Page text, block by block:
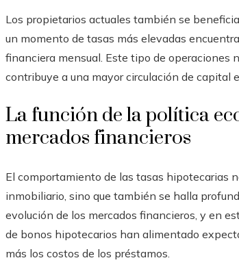
Los propietarios actuales también se
un momento de tasas más elevadas
financiera mensual. Este tipo de operaciones
contribuye a una mayor circulación de capital
La función de la política
mercados financieros
El comportamiento de las tasas hipotecarias
inmobiliario, sino que también se halla
evolución de los mercados financieros, y en
de bonos hipotecarios han alimentado
más los costos de los préstamos.